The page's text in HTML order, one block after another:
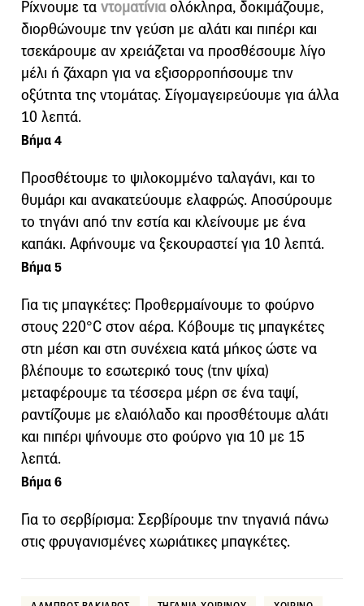
Ρίχνουμε τα ντοματίνιαολόκληρα, δοκιμάζουμε,
διορθώνουμε την γεύση με αλάτι και πιπέρι και
τσεκάρουμε αν χρειάζεται να προσθέσουμε λίγο
μέλι ή ζάχαρη για να εξισορροπήσουμε την
οξύτητα της ντομάτας. Σίγομαγειρεύουμε για άλλα
10 λεπτά.
Βήμα 4
Προσθέτουμε το ψιλοκομμένο ταλαγάνι, και το
θυμάρι και ανακατεύουμε ελαφρώς. Αποσύρουμε
το τηγάνι από την εστία και κλείνουμε με ένα
καπάκι. Αφήνουμε να ξεκουραστεί για 10 λεπτά.
Βήμα 5
Για τις μπαγκέτες: Προθερμαίνουμε το φούρνο
στους 220°C στον αέρα. Κόβουμε τις μπαγκέτες
στη μέση και στη συνέχεια κατά μήκος ώστε να
βλέπουμε το εσωτερικό τους (την ψίχα)
μεταφέρουμε τα τέσσερα μέρη σε ένα ταψί,
ραντίζουμε με ελαιόλαδο και προσθέτουμε αλάτι
και πιπέρι ψήνουμε στο φούρνο για 10 με 15
λεπτά.
Βήμα 6
Για το σερβίρισμα: Σερβίρουμε την τηγανιά πάνω
στις φρυγανισμένες χωριάτικες μπαγκέτες.